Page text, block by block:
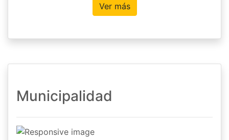
Ver más
Municipalidad